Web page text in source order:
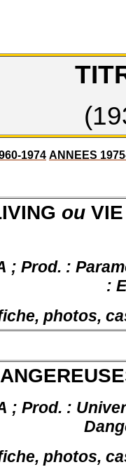
1974 ANNEES
ou
; Prod. :
:
photos,
; Prod. :
photos,